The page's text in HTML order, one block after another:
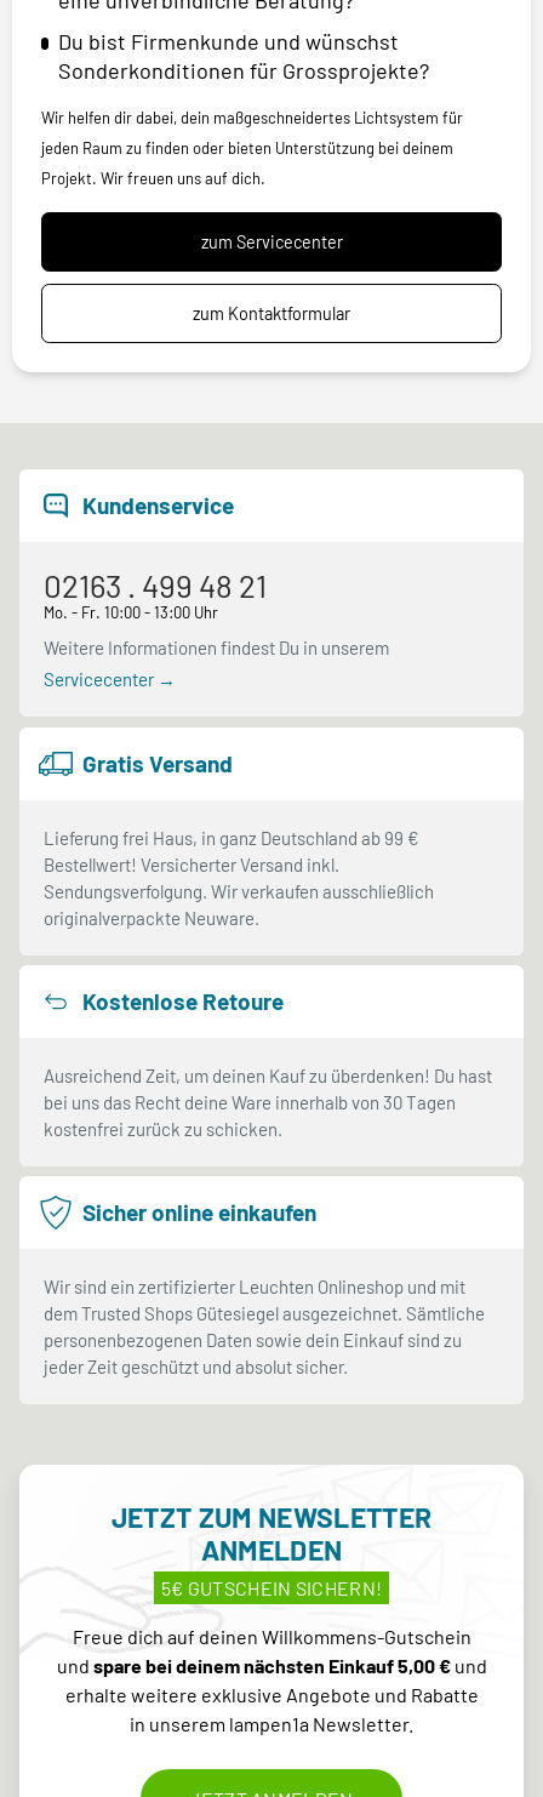
Du bist Firmenkunde und wünschst
Sonderkonditionen für Grossprojekte?
Wir helfen dir dabei, dein maßgeschneidertes Lichtsystem für
jeden Raum zu finden oder bieten Unterstützung bei deinem
Projekt. Wir freuen uns auf dich.
zum Servicecenter
zum Kontaktformular
Kundenservice
02163 . 499 48 21
Mo. - Fr. 10:00 - 13:00 Uhr
Weitere Informationen findest Du in unserem
Servicecenter →
Gratis Versand
Lieferung frei Haus, in ganz Deutschland ab 99 €
Bestellwert! Versicherter Versand inkl.
Sendungsverfolgung. Wir verkaufen ausschließlich
originalverpackte Neuware.
Kostenlose Retoure
Ausreichend Zeit, um deinen Kauf zu überdenken! Du hast
bei uns das Recht deine Ware innerhalb von 30 Tagen
kostenfrei zurück zu schicken.
Sicher online einkaufen
Wir sind ein zertifizierter Leuchten Onlineshop und mit
dem Trusted Shops Gütesiegel ausgezeichnet. Sämtliche
personenbezogenen Daten sowie dein Einkauf sind zu
jeder Zeit geschützt und absolut sicher.
JETZT ZUM NEWSLETTER
ANMELDEN
5€ GUTSCHEIN SICHERN!
Freue dich auf deinen Willkommens-Gutschein
und spare bei deinem nächsten Einkauf 5,00 €und
erhalte weitere exklusive Angebote und Rabatte
in unserem lampen1a Newsletter.